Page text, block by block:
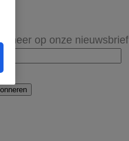
op onze nieuwsbrief